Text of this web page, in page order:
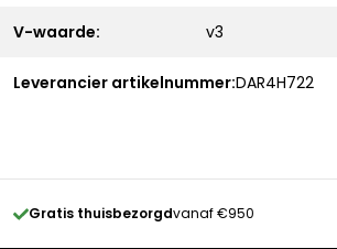
V-waarde: v3
Leverancier artikelnummer:DAR4H722
Gratis thuisbezorgdvanaf €950